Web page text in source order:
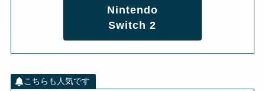
Nintendo
Switch 2
こちらも人気です